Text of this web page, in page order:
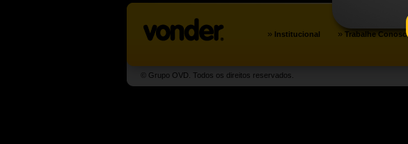
» Institucional » Trabalhe Conosco
© Grupo OVD. Todos os direitos reservados.